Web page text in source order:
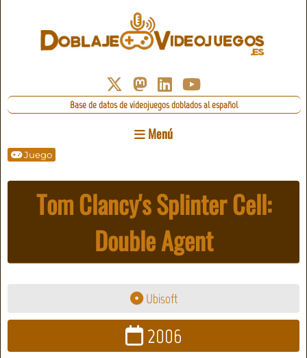
Base de datos de videojuegos doblados al español
Menú
Juego
Tom Clancy's Splinter Cell:
Double Agent
Ubisoft
2006